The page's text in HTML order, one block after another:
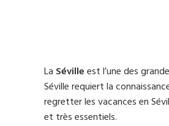
La Sévilleest l’une des
Séville requiert la
regretter les vacances en
et très essentiels.